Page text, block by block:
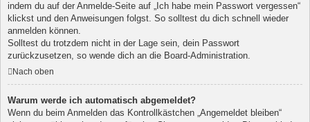
indem du auf der Anmelde-Seite auf „Ich habe mein Passwort vergessen“
klickst und den Anweisungen folgst. So solltest du dich schnell wieder
anmelden können.
Solltest du trotzdem nicht in der Lage sein, dein Passwort
zurückzusetzen, so wende dich an die Board-Administration.
Nach oben
Warum werde ich automatisch abgemeldet?
Wenn du beim Anmelden das Kontrollkästchen „Angemeldet bleiben“